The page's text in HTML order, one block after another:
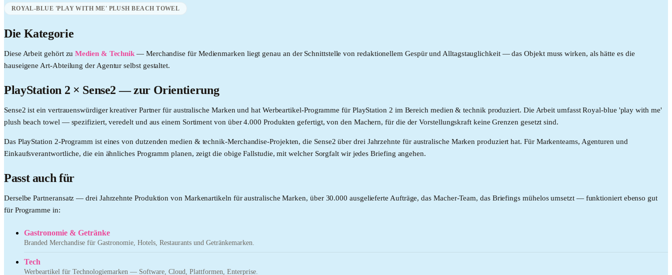
ROYAL-BLUE 'PLAY WITH ME' PLUSH BEACH TOWEL
Die Kategorie
Diese Arbeit gehört zuMedien & Technik— Merchandise für Medienmarken liegt genau an der Schnittstelle von redaktionellem Gespür und Alltagstauglichkeit — das Objekt muss wirken, als hätte es die
hauseigene Art-Abteilung der Agentur selbst gestaltet.
PlayStation 2 × Sense2 —zur Orientierung
Sense2 ist ein vertrauenswürdiger kreativer Partner für australische Marken und hat Werbeartikel-Programme für PlayStation 2 im Bereich medien & technik produziert. Die Arbeit umfasst Royal-blue 'play with me'
plush beach towel — spezifiziert, veredelt und aus einem Sortiment von über 4.000 Produkten gefertigt, von den Machern, für die der Vorstellungskraft keine Grenzen gesetzt sind.
Das PlayStation 2-Programm ist eines von dutzenden medien & technik-Merchandise-Projekten, die Sense2 über drei Jahrzehnte für australische Marken produziert hat. Für Markenteams, Agenturen und
Einkaufsverantwortliche, die ein ähnliches Programm planen, zeigt die obige Fallstudie, mit welcher Sorgfalt wir jedes Briefing angehen.
Passt auch für
Derselbe Partneransatz — drei Jahrzehnte Produktion von Markenartikeln für australische Marken, über 30.000 ausgelieferte Aufträge, das Macher-Team, das Briefings mühelos umsetzt — funktioniert ebenso gut
für Programme in:
Gastronomie & Getränke
Branded Merchandise für Gastronomie, Hotels, Restaurants und Getränkemarken.
Tech
Werbeartikel für Technologiemarken — Software, Cloud, Plattformen, Enterprise.